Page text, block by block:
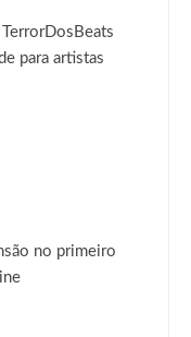
para artistas
no primeiro